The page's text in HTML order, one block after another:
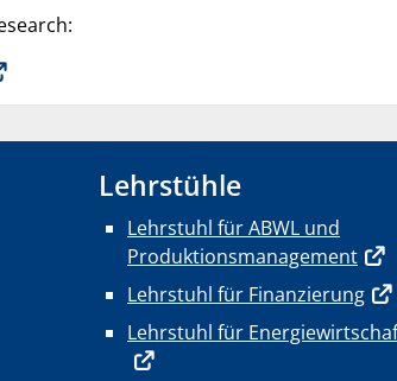
Lehrstühle
Lehrstuhl für ABWL und
Produktionsmanagement
Lehrstuhl für Finanzierung
Lehrstuhl für